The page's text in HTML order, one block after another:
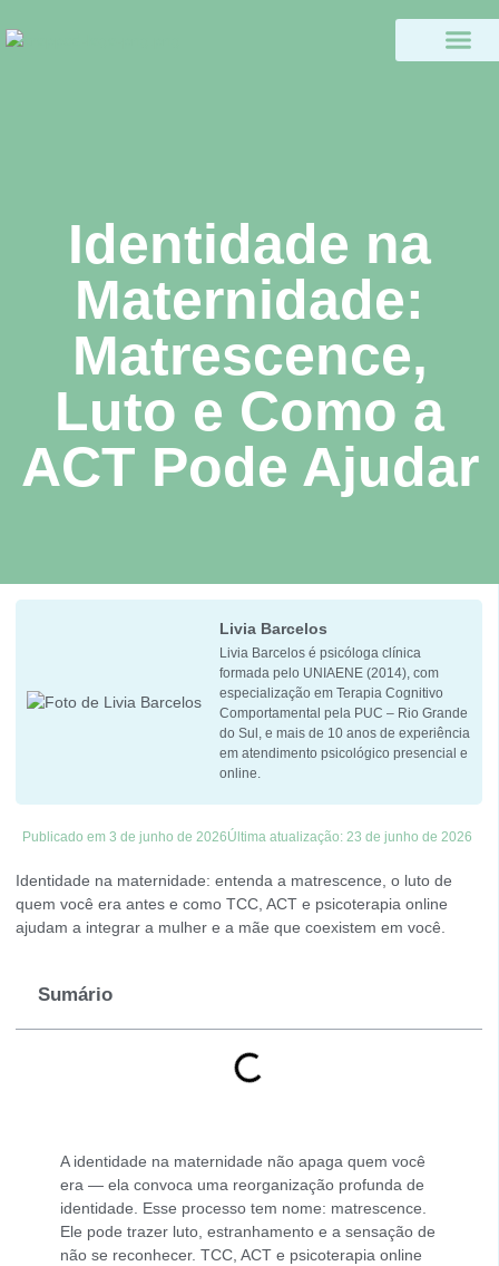
Identidade na
Maternidade:
Matrescence,
Luto e Como a
ACT Pode Ajudar
Livia Barcelos
Livia Barcelos é psicóloga clínica
formada pelo UNIAENE (2014), com
especialização em Terapia Cognitivo
Comportamental pela PUC – Rio Grande
do Sul, e mais de 10 anos de experiência
em atendimento psicológico presencial e
online.​
Publicado em 3 de junho de 2026Última atualização: 23 de junho de 2026
Identidade na maternidade: entenda a matrescence, o luto de
quem você era antes e como TCC, ACT e psicoterapia online
ajudam a integrar a mulher e a mãe que coexistem em você.
Sumário
A identidade na maternidade não apaga quem você
era — ela convoca uma reorganização profunda de
identidade. Esse processo tem nome: matrescence.
Ele pode trazer luto, estranhamento e a sensação de
não se reconhecer. TCC, ACT e psicoterapia online